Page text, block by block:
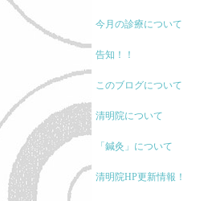
今月の診療について
告知！！
このブログについて
清明院について
「鍼灸」について
清明院HP更新情報！